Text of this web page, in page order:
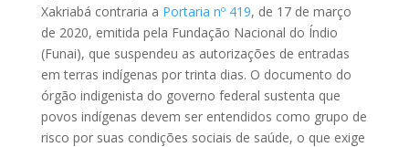
Xakriabá contraria a Portaria nº 419, de 17 de março
de 2020, emitida pela Fundação Nacional do Índio
(Funai), que suspendeu as autorizações de entradas
em terras indígenas por trinta dias. O documento do
órgão indigenista do governo federal sustenta que
povos indígenas devem ser entendidos como grupo de
risco por suas condições sociais de saúde, o que exige